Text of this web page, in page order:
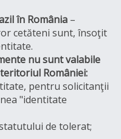
în România –
cetăteni sunt, însoţit
nu sunt valabile
României:
pentru solicitanţii
"identitate
de tolerat;